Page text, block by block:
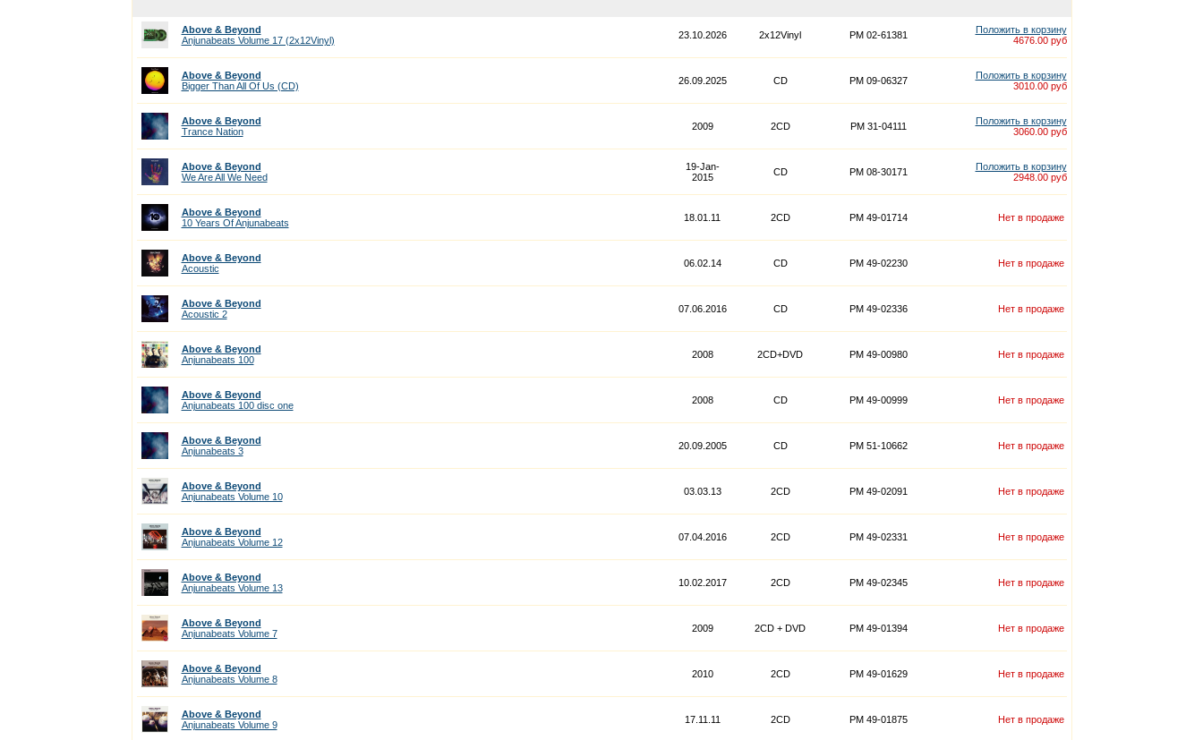
Above & Beyond
Anjunabeats Volume 17 (2x12Vinyl)
23.10.2026 2x12Vinyl PM 02-61381
Положить в корзину
4676.00 руб
Above & Beyond
Bigger Than All Of Us (CD)
26.09.2025 CD PM 09-06327
Положить в корзину
3010.00 руб
Above & Beyond
Trance Nation
2009 2CD PM 31-04111
Положить в корзину
3060.00 руб
Above & Beyond
We Are All We Need
19-Jan-
2015
CD PM 08-30171
Положить в корзину
2948.00 руб
Above & Beyond
10 Years Of Anjunabeats
18.01.11 2CD PM 49-01714 Нет в продаже
Above & Beyond
Acoustic
06.02.14 CD PM 49-02230 Нет в продаже
Above & Beyond
Acoustic 2
07.06.2016 CD PM 49-02336 Нет в продаже
Above & Beyond
Anjunabeats 100
2008 2CD+DVD PM 49-00980 Нет в продаже
Above & Beyond
Anjunabeats 100 disc one
2008 CD PM 49-00999 Нет в продаже
Above & Beyond
Anjunabeats 3
20.09.2005 CD PM 51-10662 Нет в продаже
Above & Beyond
Anjunabeats Volume 10
03.03.13 2CD PM 49-02091 Нет в продаже
Above & Beyond
Anjunabeats Volume 12
07.04.2016 2CD PM 49-02331 Нет в продаже
Above & Beyond
Anjunabeats Volume 13
10.02.2017 2CD PM 49-02345 Нет в продаже
Above & Beyond
Anjunabeats Volume 7
2009 2CD + DVD PM 49-01394 Нет в продаже
Above & Beyond
Anjunabeats Volume 8
2010 2CD PM 49-01629 Нет в продаже
Above & Beyond
Anjunabeats Volume 9
17.11.11 2CD PM 49-01875 Нет в продаже